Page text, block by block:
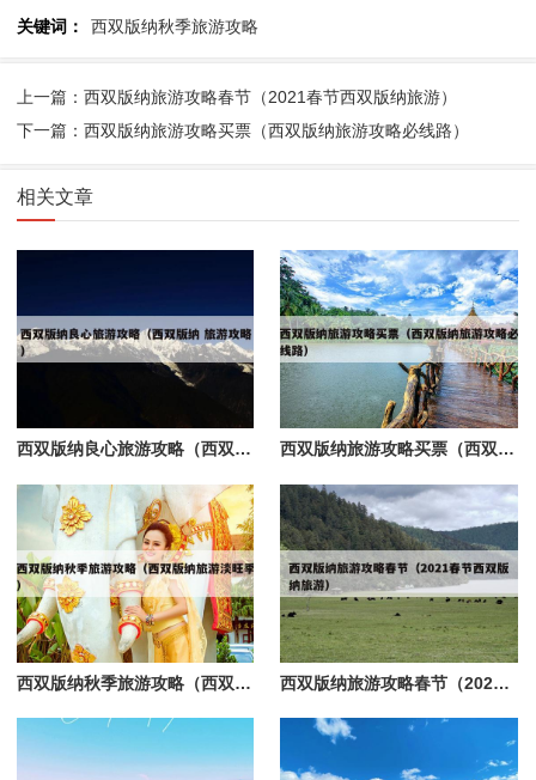
关键词： 西双版纳秋季旅游攻略
上一篇：西双版纳旅游攻略春节（2021春节西双版纳旅游）
下一篇：西双版纳旅游攻略买票（西双版纳旅游攻略必线路）
相关文章
西双版纳良心旅游攻略（西双版纳 旅游攻略） 西双版纳旅游攻略买票（西双版纳旅游攻略必线路）
西双版纳秋季旅游攻略（西双版纳旅游淡旺季） 西双版纳旅游攻略春节（2021春节西双版纳旅游）